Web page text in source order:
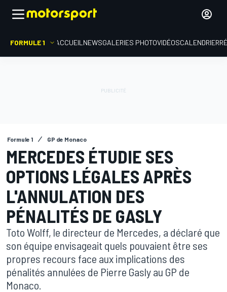
FORMULE 1 ACCUEIL NEWSGALERIES PHOTOVIDÉOSCALENDRIER
Formule 1 GP de Monaco
MERCEDES ÉTUDIE SES
OPTIONS LÉGALES APRÈS
L'ANNULATION DES
PÉNALITÉS DE GASLY
Toto Wolff, le directeur de Mercedes, a déclaré que
son équipe envisageait quels pouvaient être ses
propres recours face aux implications des
pénalités annulées de Pierre Gasly au GP de
Monaco.